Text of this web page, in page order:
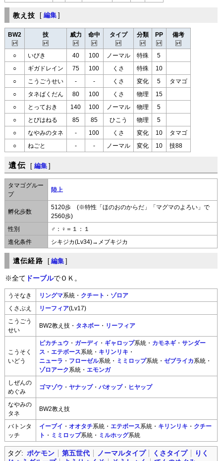
教え技 [ 編集 ]
BW2 技 威力 命中 タイプ 分類 PP 備考
○ いびき 40 100 ノーマル 特殊 5
○ ギガドレイン 75 100 くさ 特殊 10
○ こうごうせい - - くさ 変化 5 タマゴ
○ タネばくだん 80 100 くさ 物理 15
○ とっておき 140 100 ノーマル 物理 5
○ とびはねる 85 85 ひこう 物理 5
○ なやみのタネ - 100 くさ 変化 10 タマゴ
○ ねごと - - ノーマル 変化 10 技88
遺伝 [ 編集 ]
タマゴグルー
プ
陸上
孵化歩数
5120歩 (※特性「ほのおのからだ」「マグマのよろい」で
2560歩)
性別 ♂：♀＝１：１
進化条件 シキジカ(Lv34)→メブキジカ
遺伝経路 [ 編集 ]
※全て ドーブルでＯＫ。
うそなき リングマ系統・ クチート ・ ゾロア
くさぶえ リーフィア(Lv17)
こうごう
せい
BW2教え技・ タネボー・ リーフィア
こうそく
いどう
ピカチュウ ・ ガーディ ・ ギャロップ系統・ カモネギ・ サンダー
ス ・ エテボース系統・ キリンリキ ・
ニューラ ・ フローゼル系統・ ミミロップ系統・ ゼブライカ系統・
ゾロアーク系統・ エモンガ
しぜんの
めぐみ
ゴマゾウ ・ ヤナップ・ バオップ・ ヒヤップ
なやみの
タネ
BW2教え技
バトンタ
ッチ
イーブイ ・ オオタチ系統・ エテボース系統・ キリンリキ ・ クチー
ト ・ ミミロップ系統・ ミルホッグ系統
タグ: ポケモン 第五世代 ノーマルタイプ くさタイプ
りく